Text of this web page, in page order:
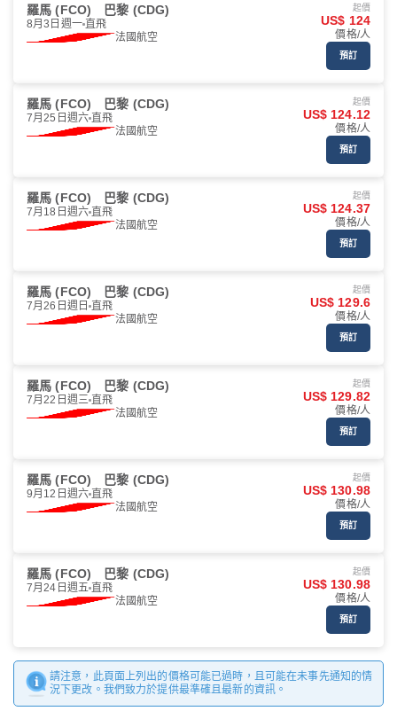
羅馬 (FCO) 巴黎 (CDG)
8月3日週一 直飛
法國航空
起價
US$ 124
價格/人
預訂
羅馬 (FCO) 巴黎 (CDG)
7月25日週六 直飛
法國航空
起價
US$ 124.12
價格/人
預訂
羅馬 (FCO) 巴黎 (CDG)
7月18日週六 直飛
法國航空
起價
US$ 124.37
價格/人
預訂
羅馬 (FCO) 巴黎 (CDG)
7月26日週日 直飛
法國航空
起價
US$ 129.6
價格/人
預訂
羅馬 (FCO) 巴黎 (CDG)
7月22日週三 直飛
法國航空
起價
US$ 129.82
價格/人
預訂
羅馬 (FCO) 巴黎 (CDG)
9月12日週六 直飛
法國航空
起價
US$ 130.98
價格/人
預訂
羅馬 (FCO) 巴黎 (CDG)
7月24日週五 直飛
法國航空
起價
US$ 130.98
價格/人
預訂
請注意，此頁面上列出的價格可能已過時，且可能在未事先通知的情
況下更改。我們致力於提供最準確且最新的資訊。